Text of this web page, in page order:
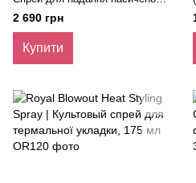
обє'му, 200 мл
2 690 грн
Купити